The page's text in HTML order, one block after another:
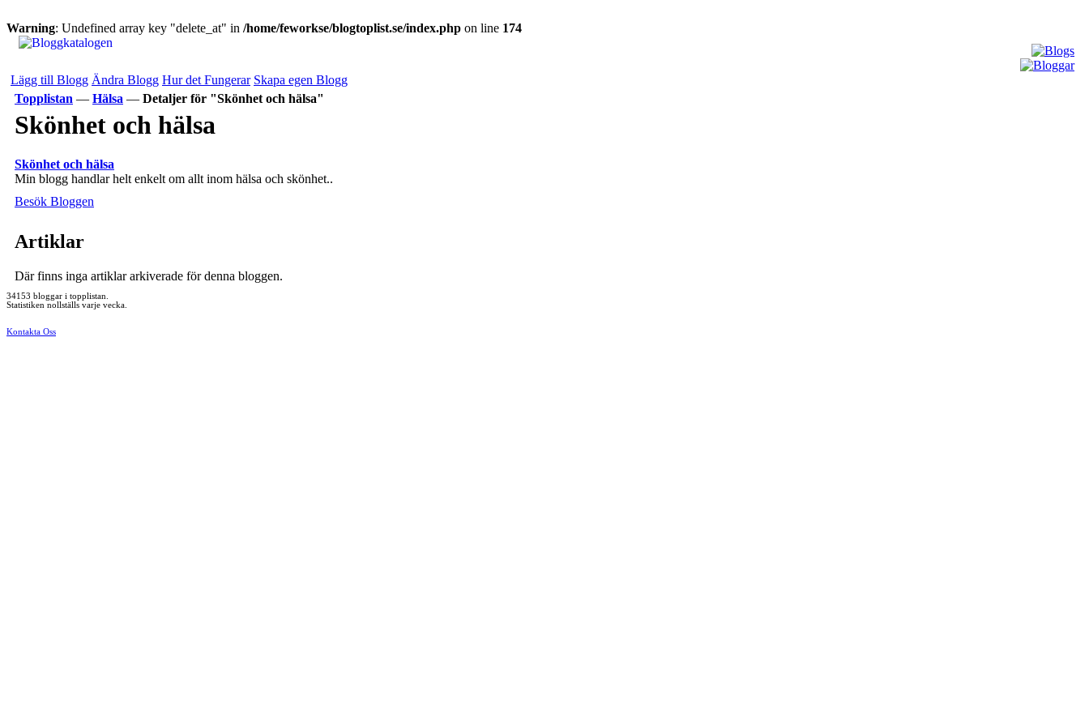
Warning: Undefined array key "delete_at" in /home/feworkse/blogtoplist.se/index.php on line 174
Lägg till Blogg Ändra Blogg Hur det Fungerar Skapa egen Blogg
Topplistan — Hälsa — Detaljer för "Skönhet och hälsa"
Skönhet och hälsa
Skönhet och hälsa
Min blogg handlar helt enkelt om allt inom hälsa och skönhet..
Besök Bloggen
Artiklar
Där finns inga artiklar arkiverade för denna bloggen.
34153 bloggar i topplistan.
Statistiken nollställs varje vecka.
Kontakta Oss